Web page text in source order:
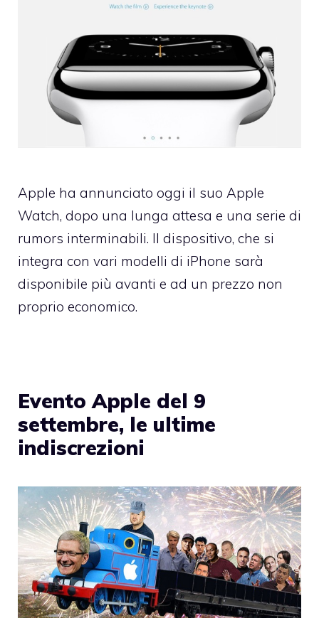
Apple ha annunciato oggi il suo Apple
Watch, dopo una lunga attesa e una serie di
rumors interminabili. Il dispositivo, che si
integra con vari modelli di iPhone sarà
disponibile più avanti e ad un prezzo non
proprio economico.
Evento Apple del 9
settembre, le ultime
indiscrezioni